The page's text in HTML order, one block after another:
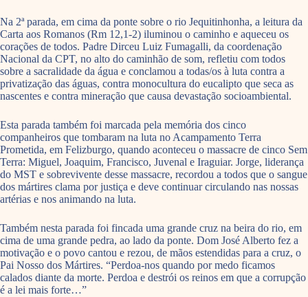
Na 2ª parada, em cima da ponte sobre o rio Jequitinhonha, a leitura da
Carta aos Romanos (Rm 12,1-2) iluminou o caminho e aqueceu os
corações de todos. Padre Dirceu Luiz Fumagalli, da coordenação
Nacional da CPT, no alto do caminhão de som, refletiu com todos
sobre a sacralidade da água e conclamou a todas/os à luta contra a
privatização das águas, contra monocultura do eucalipto que seca as
nascentes e contra mineração que causa devastação socioambiental.
Esta parada também foi marcada pela memória dos cinco
companheiros que tombaram na luta no Acampamento Terra
Prometida, em Felizburgo, quando aconteceu o massacre de cinco Sem
Terra: Miguel, Joaquim, Francisco, Juvenal e Iraguiar. Jorge, liderança
do MST e sobrevivente desse massacre, recordou a todos que o sangue
dos mártires clama por justiça e deve continuar circulando nas nossas
artérias e nos animando na luta.
Também nesta parada foi fincada uma grande cruz na beira do rio, em
cima de uma grande pedra, ao lado da ponte. Dom José Alberto fez a
motivação e o povo cantou e rezou, de mãos estendidas para a cruz, o
Pai Nosso dos Mártires. “Perdoa-nos quando por medo ficamos
calados diante da morte. Perdoa e destrói os reinos em que a corrupção
é a lei mais forte…”